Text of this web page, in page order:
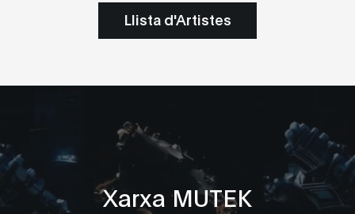
Llista d'Artistes
Xarxa MUTEK